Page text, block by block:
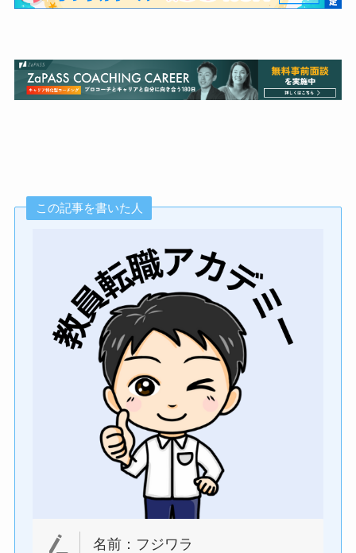
この記事を書いた人
名前：フジワラ